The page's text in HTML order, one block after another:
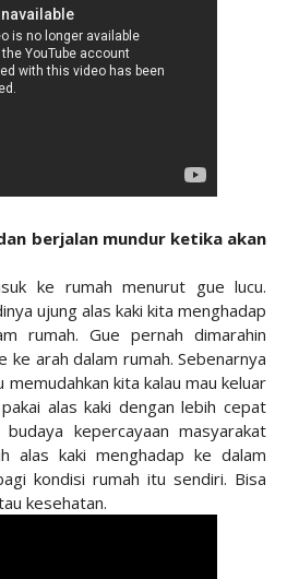
berjalan mundur ketika akan
ke rumah menurut gue lucu.
ujung alas kaki kita menghadap
rumah. Gue pernah dimarahin
ke arah dalam rumah. Sebenarnya
memudahkan kita kalau mau keluar
alas kaki dengan lebih cepat
kepercayaan masyarakat
alas kaki menghadap ke dalam
kondisi rumah itu sendiri. Bisa
kesehatan.